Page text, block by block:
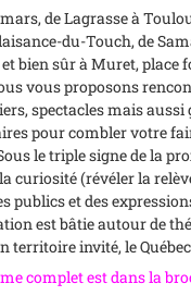
de Lagrasse à
du-Touch, de
bien sûr à Muret, place
vous proposons
spectacles mais aussi
pour combler votre
le triple signe de la
curiosité (révéler la
publics et des
est bâtie autour de
territoire invité, le
complet est dans la